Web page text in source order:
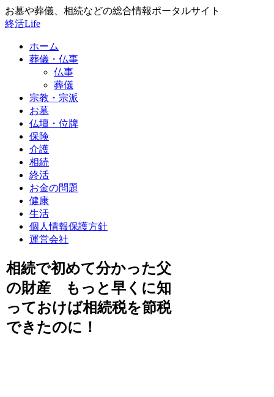
お墓や葬儀、相続などの総合情報ポータルサイト
終活Life
ホーム
葬儀・仏事
仏事
葬儀
宗教・宗派
お墓
仏壇・位牌
保険
介護
相続
終活
お金の問題
健康
生活
個人情報保護方針
運営会社
相続で初めて分かった父
の財産 もっと早くに知
っておけば相続税を節税
できたのに！